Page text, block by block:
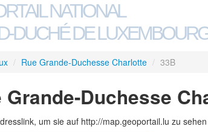
NATIONAL
DUCHÉ DE
/ Rue Grande-Duchesse Charlotte / 33B
Grande-Duchesse
um sie auf http://map.geoportail.lu zu sehen